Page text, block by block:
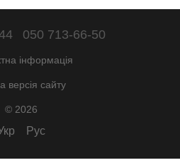
050 713-66-50
інформація
версія сайту
© 2026
Рус